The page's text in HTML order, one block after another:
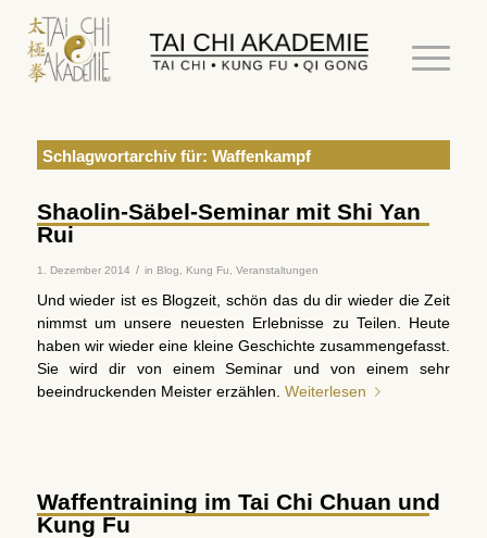
Schlagwortarchiv für: Waffenkampf
Shaolin-Säbel-Seminar mit Shi Yan
Rui
1. Dezember 2014 / in Blog Kung Fu Veranstaltungen
Und wieder ist es Blogzeit, schön das du dir wieder die Zeit
nimmst um unsere neuesten Erlebnisse zu Teilen. Heute
haben wir wieder eine kleine Geschichte zusammengefasst.
Sie wird dir von einem Seminar und von einem sehr
beeindruckenden Meister erzählen. Weiterlesen
Waffentraining im Tai Chi Chuan und
Kung Fu